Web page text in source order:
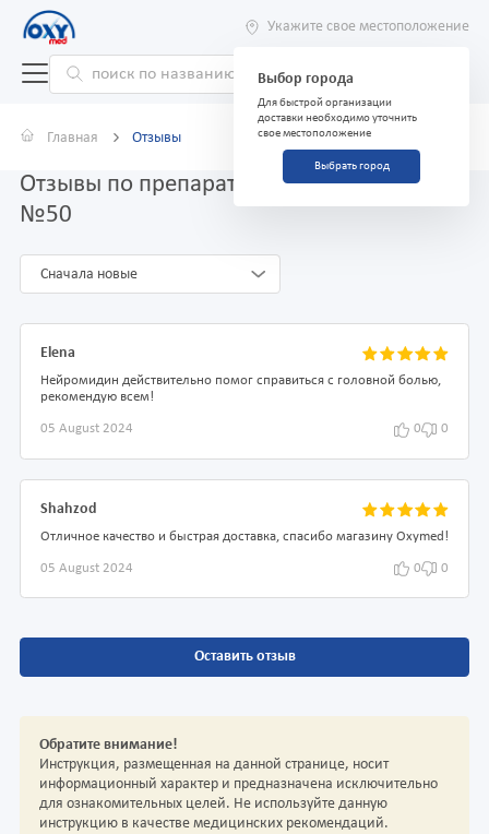
Укажите свое местоположение
Выбор города
Для быстрой организации
доставки необходимо уточнить
свое местоположение
Выбрать город
Главная Отзывы
Отзывы по препарату Нейромидин 20 мг
№50
Сначала новые
Elena
Нейромидин действительно помог справиться с головной болью,
рекомендую всем!
05 August 2024 0 0
Shahzod
Отличное качество и быстрая доставка, спасибо магазину Oxymed!
05 August 2024 0 0
Оставить отзыв
Обратите внимание!
Инструкция, размещенная на данной странице, носит
информационный характер и предназначена исключительно
для ознакомительных целей. Не используйте данную
инструкцию в качестве медицинских рекомендаций.